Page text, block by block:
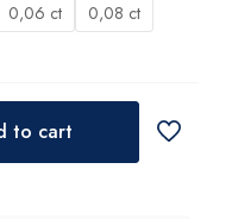
0,06 ct
0,08 ct
to cart